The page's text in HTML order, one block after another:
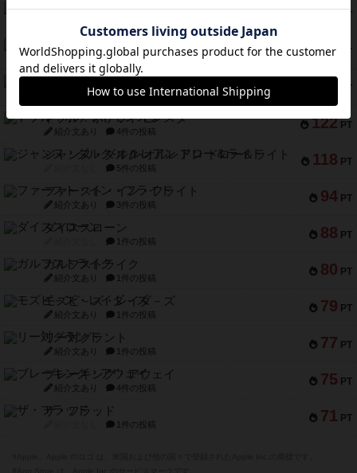
154 PT
ギョッと
152 PT
クルティボ
紹介文なし 1件の投稿
PT
紹介文なし 1件の投稿
122 PT
ドブル：ポケットモンスター
紹介文あり 4件の投稿
118 PT
ジャンヌ・ダルク-オルレアン ドロー＆ライト
5件の投稿
94 PT
ファースト・イン・フライト
紹介文あり 3件の投稿
88 PT
ダイススローン
1件の投稿
80 PT
ガルフストライク
紹介文あり 1件の投稿
79 PT
モズビ－ズ・レイダ－ズ
紹介文あり 1件の投稿
77 PT
リー対グラント
紹介文あり 1件の投稿
75 PT
ブレーキング・アウェイ
紹介文あり 4件の投稿
71 PT
ザ・フラッド
1件の投稿